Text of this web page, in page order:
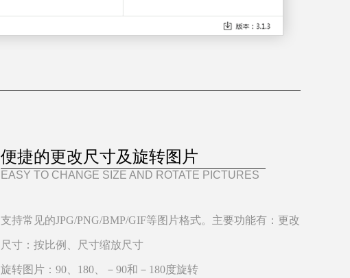
便捷的更改尺寸及旋转图片
EASY TO CHANGE SIZE AND ROTATE PICTURES
支持常见的JPG/PNG/BMP/GIF等图片格式。主要功能有：更改
尺寸：按比例、尺寸缩放尺寸
旋转图片：90、180、－90和－180度旋转